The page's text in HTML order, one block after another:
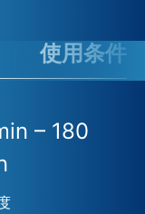
使用条件
– 180